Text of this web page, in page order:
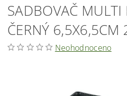
SADBOVAČ MULTI
ČERNÝ 6,5X6,5CM
Neohodnoceno